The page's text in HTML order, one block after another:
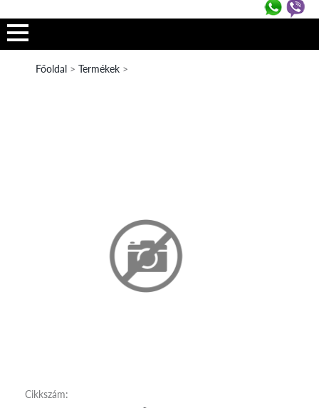
Főoldal > Termékek >
Cikkszám: